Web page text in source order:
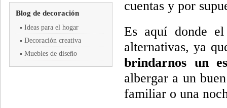
Blog de decoración
Ideas para el hogar
Decoración creativa
Muebles de diseño
cuentas y por
Es aquí donde
alternativas, ya
brindarnos un
albergar a un
familiar o una